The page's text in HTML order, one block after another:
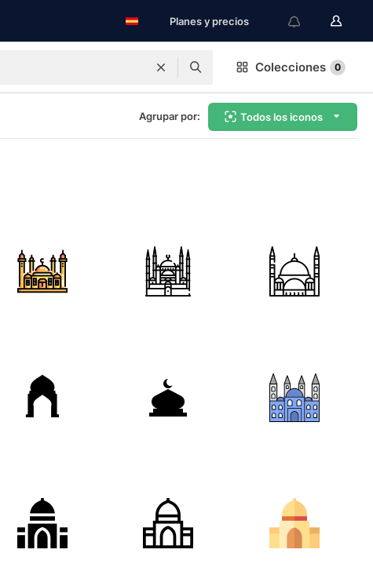
Planes y precios
Colecciones 0
Agrupar por: Todos los iconos